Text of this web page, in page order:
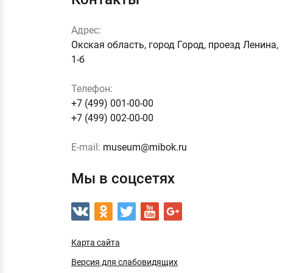
Адрес:
Окская область, город Город, проезд Ленина,
1-б
Телефон:
+7 (499) 001-00-00
+7 (499) 002-00-00
E-mail: museum@mibok.ru
Мы в соцсетях
Карта сайта
Версия для слабовидящих